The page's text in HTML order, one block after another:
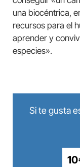
una biocéntrica,
recursos para el
aprender y
especies».
Si te gusta